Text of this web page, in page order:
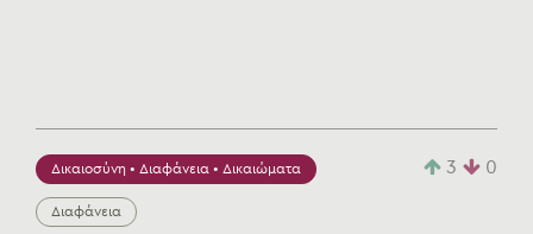
Δικαιοσύνη • Διαφάνεια • Δικαιώματα
Διαφάνεια
3 0